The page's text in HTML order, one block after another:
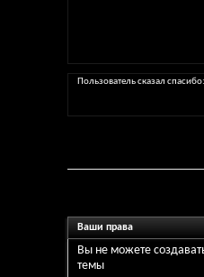
Пользователь сказал cпасибо:
Ваши права
Вы не можете
темы